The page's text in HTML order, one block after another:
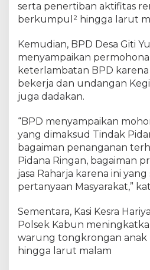
serta penertiban aktifitas
berkumpul² hingga larut
Kemudian, BPD Desa Giti
menyampaikan
keterlambatan BPD
bekerja dan undangan
juga dadakan.
“BPD menyampaikan
yang dimaksud Tindak
bagaiman penanganan
Pidana Ringan, bagaiman
jasa Raharja karena ini
pertanyaan Masyarakat,”
Sementara, Kasi Kesra
Polsek Kabun
warung tongkrongan anak
hingga larut malam